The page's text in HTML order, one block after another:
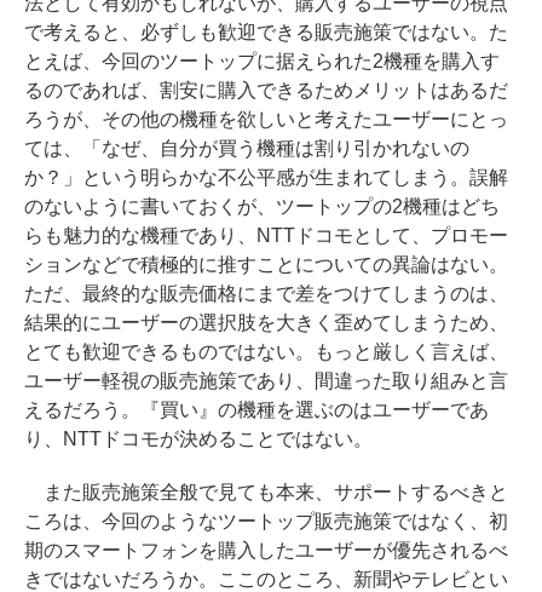
で考えると、必ずしも歓迎できる販売施策ではない。た
とえば、今回のツートップに据えられた2機種を購入す
るのであれば、割安に購入できるためメリットはあるだ
ろうが、その他の機種を欲しいと考えたユーザーにとっ
ては、「なぜ、自分が買う機種は割り引かれないの
か？」という明らかな不公平感が生まれてしまう。誤解
のないように書いておくが、ツートップの2機種はどち
らも魅力的な機種であり、NTTドコモとして、プロモー
ションなどで積極的に推すことについての異論はない。
ただ、最終的な販売価格にまで差をつけてしまうのは、
結果的にユーザーの選択肢を大きく歪めてしまうため、
とても歓迎できるものではない。もっと厳しく言えば、
ユーザー軽視の販売施策であり、間違った取り組みと言
えるだろう。『買い』の機種を選ぶのはユーザーであ
り、NTTドコモが決めることではない。
また販売施策全般で見ても本来、サポートするべきと
ころは、今回のようなツートップ販売施策ではなく、初
期のスマートフォンを購入したユーザーが優先されるべ
きではないだろうか。ここのところ、新聞やテレビとい